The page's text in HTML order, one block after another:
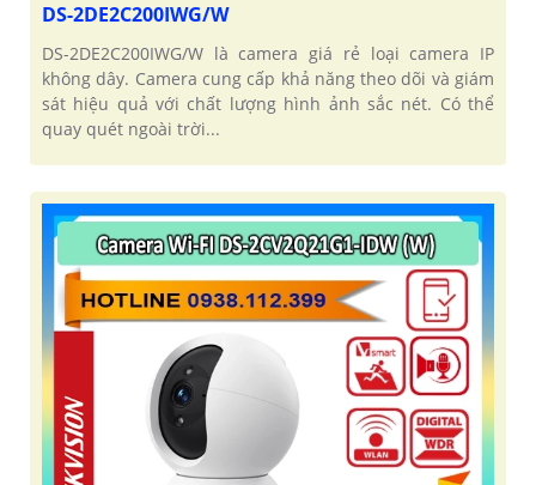
DS-2DE2C200IWG/W
DS-2DE2C200IWG/W là camera giá rẻ loại camera IP
không dây. Camera cung cấp khả năng theo dõi và giám
sát hiệu quả với chất lượng hình ảnh sắc nét. Có thể
quay quét ngoài trời...